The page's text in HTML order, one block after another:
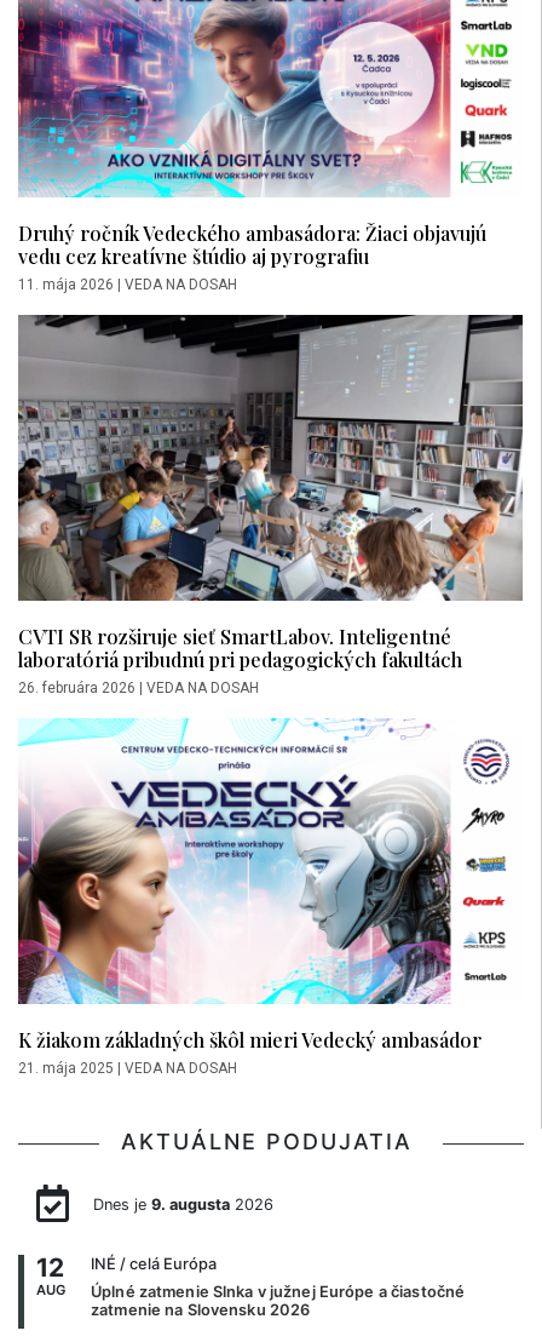
Druhý ročník Vedeckého ambasádora: Žiaci objavujú
vedu cez kreatívne štúdio aj pyrografiu
11. mája 2026 | VEDA NA DOSAH
CVTI SR rozširuje sieť SmartLabov. Inteligentné
laboratóriá pribudnú pri pedagogických fakultách
26. februára 2026 VEDA NA DOSAH
K žiakom základných škôl mieri Vedecký ambasádor
21. mája 2025 VEDA NA DOSAH
AKTUÁLNE PODUJATIA
Dnes je 9. augusta2026
12
AUG
INÉ / celá Európa
Úplné zatmenie Slnka v južnej Európe a čiastočné
zatmenie na Slovensku 2026